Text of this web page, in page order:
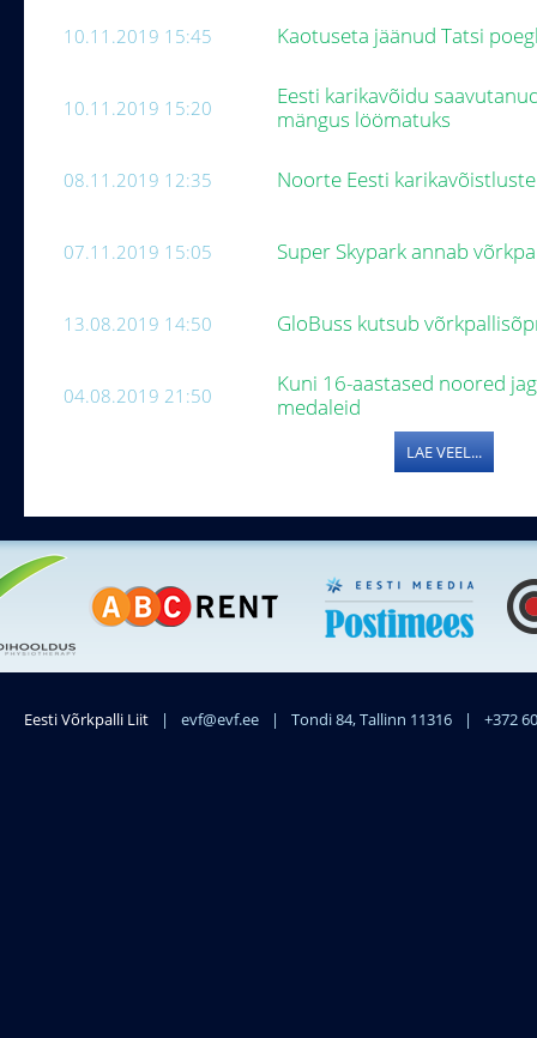
10.11.2019 15:45 Kaotuseta jäänud Tatsi
10.11.2019 15:20
Eesti karikavõidu
mängus löömatuks
08.11.2019 12:35 Noorte Eesti
07.11.2019 15:05 Super Skypark annab
13.08.2019 14:50 GloBuss kutsub
04.08.2019 21:50
Kuni 16-aastased noored
medaleid
LAE VEEL...
Eesti Võrkpalli Liit | evf@evf.ee | Tondi 84, Tallinn 11316 | +372